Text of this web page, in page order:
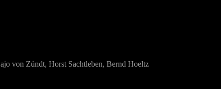
von Zündt, Horst Sachtleben, Bernd Hoeltz